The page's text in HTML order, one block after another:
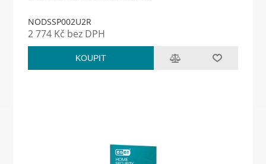
NODSSP002U2R
2 774 Kč bez DPH
KOUPIT